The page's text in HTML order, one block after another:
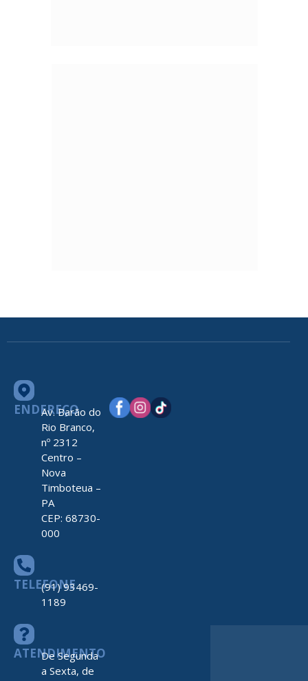
ENDEREÇO
Av. Barão do
Rio Branco,
nº 2312
Centro –
Nova
Timboteua –
PA
CEP: 68730-
000
TELEFONE
(91) 93469-
1189
ATENDIMENTO
De Segunda
a Sexta, de